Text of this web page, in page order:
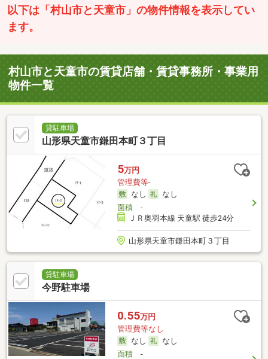
以下は「村山市と天童市」の物件情報を表示してい
ます。
村山市と天童市の賃貸店舗・賃貸事務所・事業用
物件一覧
貸駐車場
山形県天童市鎌田本町３丁目
5万円
管理費等-
なし
なし
面積-
ＪＲ奥羽本線 天童駅 徒歩24分
山形県天童市鎌田本町３丁目
貸駐車場
今野駐車場
0.55万円
管理費等なし
なし
なし
面積-